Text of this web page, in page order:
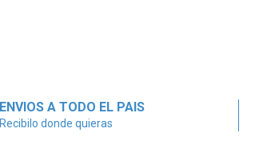
ENVIOS A TODO EL PAIS
Recibilo donde quieras